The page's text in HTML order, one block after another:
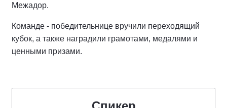
Межадор.
Команде - победительнице вручили переходящий
кубок, а также наградили грамотами, медалями и
ценными призами.